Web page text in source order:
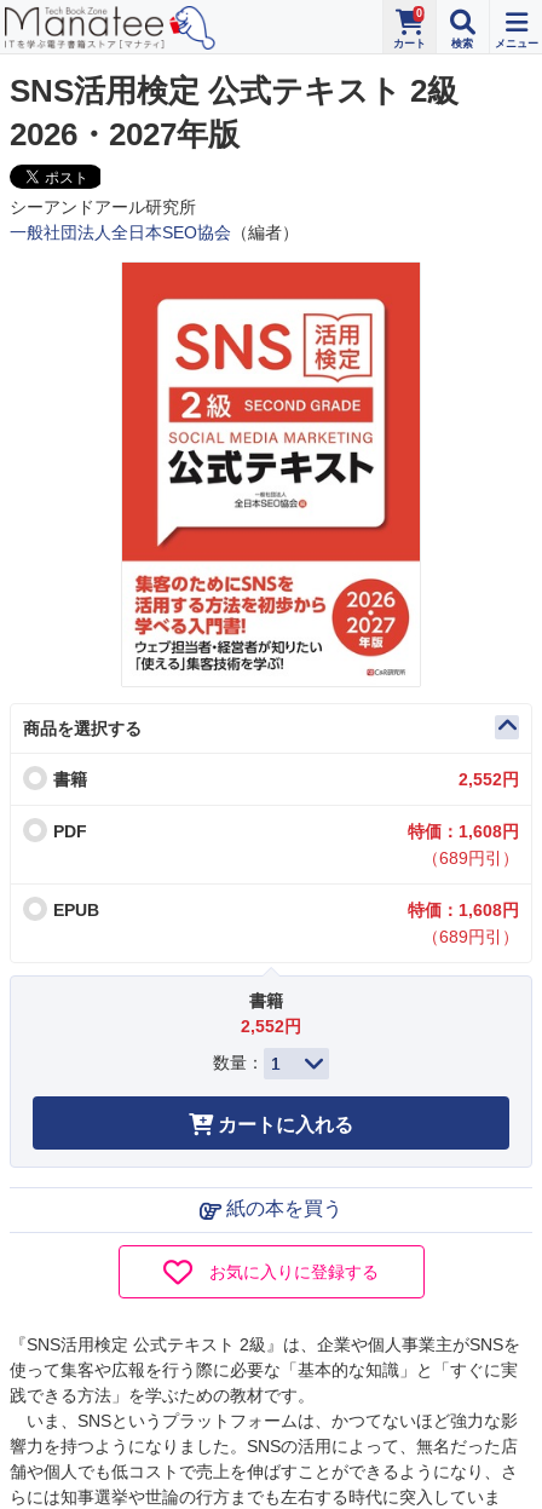
0
SNS活用検定 公式テキスト 2級
2026・2027年版
シーアンドアール研究所
一般社団法人全日本SEO協会 （編者）
商品を選択する
書籍 2,552円
PDF
特価：1,608円
（689円引）
EPUB
特価：1,608円
（689円引）
書籍
2,552円
数量：
カートに入れる
紙の本を買う
お気に入りに登録する
『SNS活用検定 公式テキスト 2級』は、企業や個人事業主がSNSを
使って集客や広報を行う際に必要な「基本的な知識」と「すぐに実
践できる方法」を学ぶための教材です。
いま、SNSというプラットフォームは、かつてないほど強力な影
響力を持つようになりました。SNSの活用によって、無名だった店
舗や個人でも低コストで売上を伸ばすことができるようになり、さ
らには知事選挙や世論の行方までも左右する時代に突入していま